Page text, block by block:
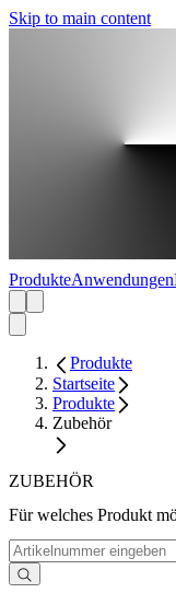
Skip to main content
ProdukteAnwendungen
Produkte
Startseite
Produkte
Zubehör
ZUBEHÖR
Für welches Produkt